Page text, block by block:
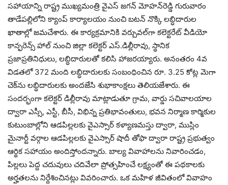
స‌హాయాన్ని రాష్ట్ర ముఖ్యమంత్రి వైఎస్ జ‌గ‌న్ మోహ‌న్‌రెడ్డి గురువారం
తాడేపల్లిలోని క్యాంప్ కార్యాలయం నుంచి బటన్ నొక్కి ల‌బ్ధిదారుల
ఖాతాల్లో జ‌మ‌చేశారు. ఈ కార్య‌క్ర‌మానికి వ‌ర్చువ‌ల్‌గా క‌లెక్ట‌రేట్ వీడియో
కాన్ఫ‌రెన్స్ హాల్ నుంచి జిల్లా కలెక్టర్ ఎస్‌.డిల్లీరావు, స్థానిక
ప్రజాప్రతినిధులు, ల‌బ్ధిదారుల‌తో కలిసి హాజ‌ర‌య్యారు. అనంతరం 4వ
విడ‌త‌లో 372 మంది ల‌బ్ధిదారుల‌కు సంబంధించిన రూ. 3.25 కోట్ల మెగా
చెక్‌ను ల‌బ్ధిదారుల‌కు అంద‌జేసి శుభాకాంక్ష‌లు తెలియ‌జేశారు. ఈ
సంద‌ర్భంగా క‌లెక్ట‌ర్ డిల్లీరావు మాట్లాడుతూ గ్రామ‌, వార్డు స‌చివాలయాల
ద్వారా ఎస్సీ, ఎస్టీ, బీసీ, విభిన్న ప్ర‌తిభావంతులు, భ‌వ‌న నిర్మాణ కార్మికుల
కుటుంబాల్లోని ఆడ‌పిల్ల‌ల‌కు వైఎస్సార్ క‌ళ్యాణ‌మ‌స్తు ద్వారా, ముస్లిం
మైనార్టీ వ‌ర్గాల ఆడ‌పిల్ల‌ల‌కు వైఎస్సార్ షాదీ తోఫా ద్వారా రాష్ట్ర ప్ర‌భుత్వం
ఆర్థిక స‌హాయం అందిస్తోంద‌న్నారు. బాల్య వివాహాల‌ను నివారించ‌డం,
పిల్ల‌లు పెద్ద చ‌దువులు చ‌దివేలా ప్రోత్స‌హించే ల‌క్ష్యంతో ఈ ప‌థ‌కాల‌కు
అర్హ‌త‌ల‌ను నిర్దేశించిన‌ట్లు వివ‌రించారు. ఒక మ‌హిళ జీవితంలో వివాహం